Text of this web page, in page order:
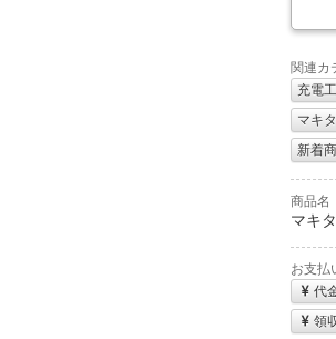
関連カ
充電
マキ
新着
商品名
マキ
お支払
代
領